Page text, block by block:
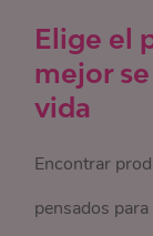
Elige el
mejor
vida
Encontrar
pensados